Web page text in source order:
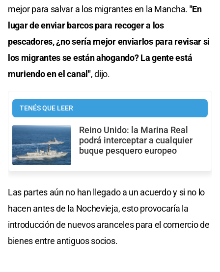
mejor para salvar a los migrantes en la Mancha. "En
lugar de enviar barcos para recoger a los
pescadores, ¿no sería mejor enviarlos para revisar si
los migrantes se están ahogando? La gente está
muriendo en el canal", dijo.
TENÉS QUE LEER
Reino Unido: la Marina Real
podrá interceptar a cualquier
buque pesquero europeo
Las partes aún no han llegado a un acuerdo y si no lo
hacen antes de la Nochevieja, esto provocaría la
introducción de nuevos aranceles para el comercio de
bienes entre antiguos socios.